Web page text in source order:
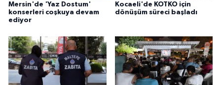
Mersin'de 'Yaz Dostum'
konserleri coşkuya devam
ediyor
Kocaeli'de KOTKO için
dönüşüm süreci başladı